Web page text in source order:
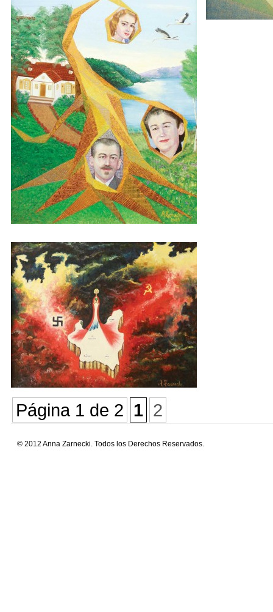
Página 1 de 2 1 2
© 2012 Anna Zarnecki. Todos los Derechos Reservados.